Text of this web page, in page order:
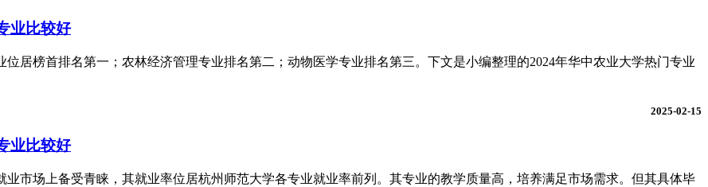
业比较好
居榜首排名第一；农林经济管理专业排名第二；动物医学专业排名第三。下文是小编整理的2024年华中农业大学热门专业
2025-02-15
业比较好
市场上备受青睐，其就业率位居杭州师范大学各专业就业率前列。其专业的教学质量高，培养满足市场需求。但其具体毕